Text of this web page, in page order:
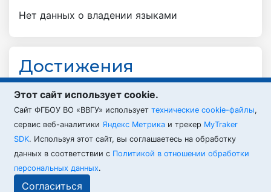
Нет данных о владении языками
Достижения
Член научо-методического совета при
прокуратуре Приморского края
ВВГУ © 2026
Этот сайт использует cookie.
Cайт ФГБОУ ВО «ВВГУ» использует технические cookie-файлы,
сервис веб-аналитики Яндекс Метрика и трекер MyTraker
SDK. Используя этот сайт, вы соглашаетесь на обработку
данных в соответствии с Политикой в отношении обработки
персональных данных.
Согласиться